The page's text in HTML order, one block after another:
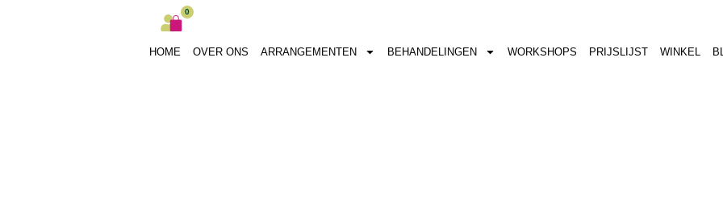
0
HOME OVER ONS ARRANGEMENTEN BEHANDELINGEN WORKSHOPS PRIJSLIJST WINKEL